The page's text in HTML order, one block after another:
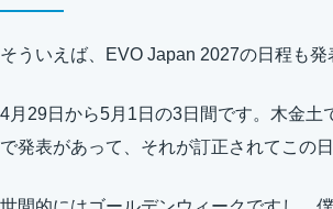
そういえば、EVO Japan 2027の日程も発
4月29日から5月1日の3日間です。木金土
で発表があって、それが訂正されてこの